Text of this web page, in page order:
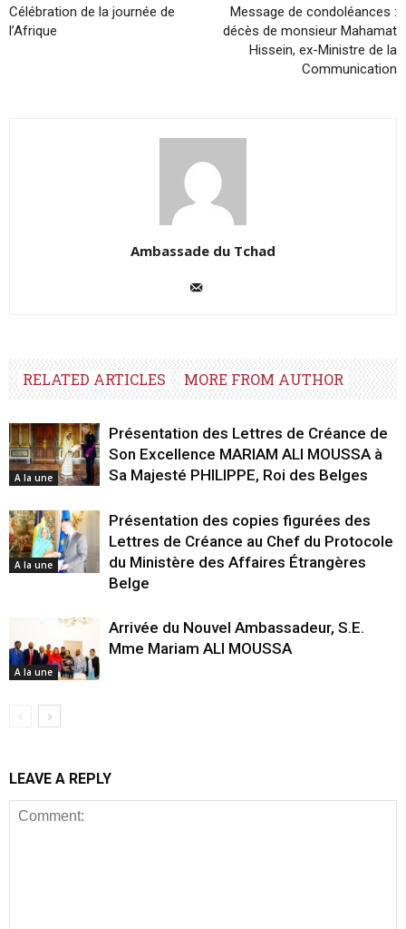
Célébration de la journée de
l’Afrique
Message de condoléances :
décès de monsieur Mahamat
Hissein, ex-Ministre de la
Communication
Ambassade du Tchad
RELATED ARTICLES MORE FROM AUTHOR
A la une
Présentation des Lettres de Créance de
Son Excellence MARIAM ALI MOUSSA à
Sa Majesté PHILIPPE, Roi des Belges
A la une
Présentation des copies figurées des
Lettres de Créance au Chef du Protocole
du Ministère des Affaires Étrangères
Belge
A la une
Arrivée du Nouvel Ambassadeur, S.E.
Mme Mariam ALI MOUSSA
LEAVE A REPLY